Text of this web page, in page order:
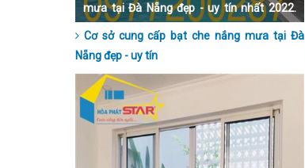
mưa tại Đà Nẵng đẹp - uy tín nhất 2022.
Liên hệ qua số hotline 0977200287 để
được hỗ trợ trực tiếp và tận tình nhất nhé.
Cơ sở cung cấp bạt che nắng mưa tại Đà
Nẵng đẹp - uy tín